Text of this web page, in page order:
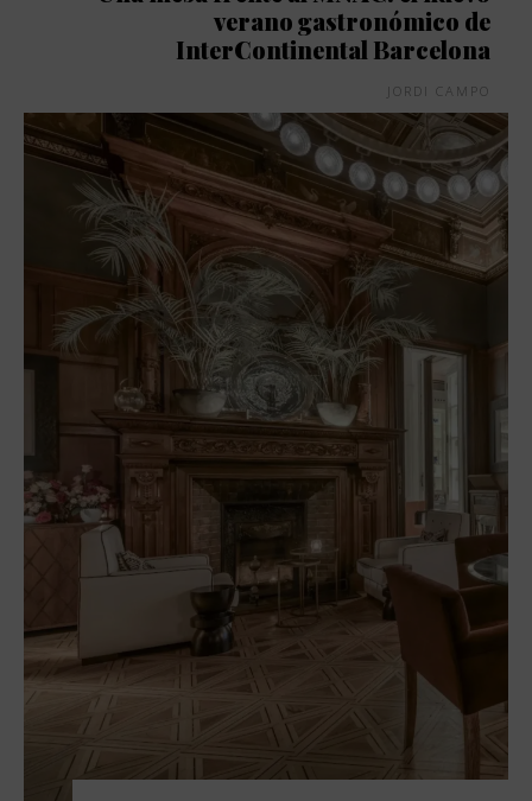
verano gastronómico de
InterContinental Barcelona
JORDI CAMPO